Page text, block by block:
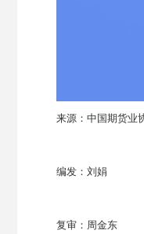
来源：中国期货业
编发：刘娟
复审：周金东